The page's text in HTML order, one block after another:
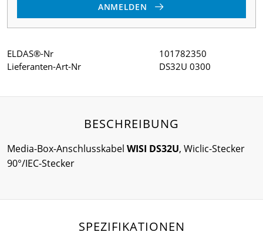
ANMELDEN
ELDAS®-Nr
101782350
Lieferanten-Art-Nr
DS32U 0300
BESCHREIBUNG
Media-Box-Anschlusskabel WISI DS32U, Wiclic-Stecker
90°/IEC-Stecker
SPEZIFIKATIONEN